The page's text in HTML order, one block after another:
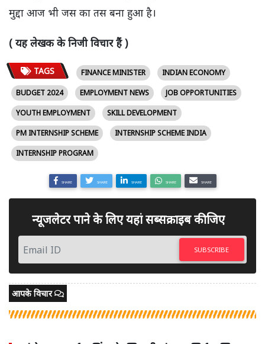
मुद्दा आज भी जस का तस बना हुआ है।
( यह लेखक के निजी विचार हैं )
TAGS FINANCE MINISTER
INDIAN ECONOMY
BUDGET 2024
EMPLOYMENT NEWS
JOB OPPORTUNITIES
YOUTH EMPLOYMENT
SKILL DEVELOPMENT
PM INTERNSHIP SCHEME
INTERNSHIP SCHEME INDIA
INTERNSHIP PROGRAM
SHARE SHARE SHARE SHARE SHARE
न्यूजलेटर पाने के लिए यहां सब्सक्राइब कीजिए
SUBSCRIBE
आपके विचार